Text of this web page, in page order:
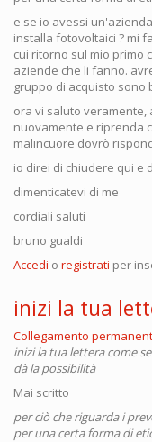
e se io avessi
installa fotovoltaici ? mi
cui ritorno sul mio primo
aziende che li fanno.
gruppo di acquisto sono
ora vi saluto veramente,
nuovamente e riprenda
malincuore dovrò
io direi di chiudere qui e
dimenticatevi di me
cordiali saluti
bruno gualdi
Accedi o registrati per
inizi la tua
Collegamento
inizi la tua lettera come
dà la possibilità
Mai scritto
per ciò che riguarda i
per una certa forma di